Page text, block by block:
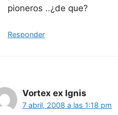
pioneros ..¿de que?
Responder
Vortex ex Ignis
7 abril, 2008 a las 1:18 pm